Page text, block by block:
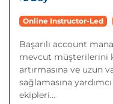
Online Instructor-Led
Başarılı account
mevcut müşterilerini
artırmasına ve uzun
sağlamasına
ekipleri...